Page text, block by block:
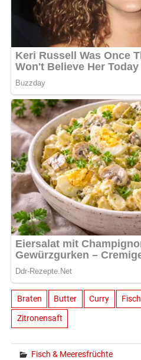
Braten Butter Curry Fisch
Zitronensaft
Fisch & Meeresfrüchte